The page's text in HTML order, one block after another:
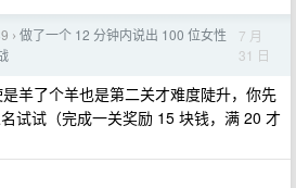
› 做了一个 12 分钟内说出 100 位女性
7 月
31 日
羊了个羊也是第二关才难度陡升，你先
试试（完成一关奖励 15 块钱，满 20 才